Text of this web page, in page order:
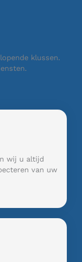
klussen.
wij u altijd
van uw